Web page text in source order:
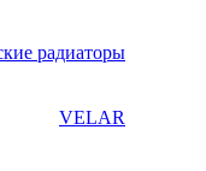
радиаторы
VELAR